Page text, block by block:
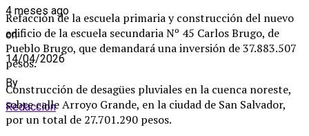
Refacción de la escuela primaria y construcción del nuevo
edificio de la escuela secundaria Nº 45 Carlos Brugo, de
Pueblo Brugo, que demandará una inversión de 37.883.507
pesos.
Construcción de desagües pluviales en la cuenca noreste,
sobre calle Arroyo Grande, en la ciudad de San Salvador,
por un total de 27.701.290 pesos.
4 meses ago
on
14/04/2026
By
Redaccion